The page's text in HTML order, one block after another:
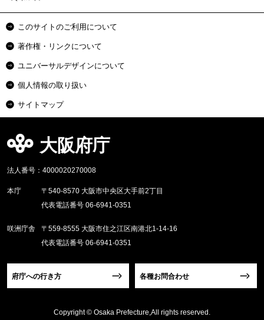
このサイトのご利用について
著作権・リンクについて
ユニバーサルデザインについて
個人情報の取り扱い
サイトマップ
大阪府庁
法人番号：4000020270008
本庁
〒540-8570 大阪市中央区大手前2丁目
代表電話番号 06-6941-0351
咲洲庁舎
〒559-8555 大阪市住之江区南港北1-14-16
代表電話番号 06-6941-0351
府庁への行き方 各種お問合わせ
Copyright © Osaka Prefecture,All rights reserved.